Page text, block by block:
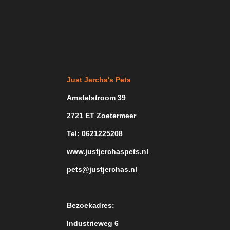
Just Jercha's Pets
Amstelstroom 39
2721 ET Zoetermeer
Tel: 0621225208
www.justjerchaspets.nl
pets@justjerchas.nl
Bezoekadres:
Industrieweg 6